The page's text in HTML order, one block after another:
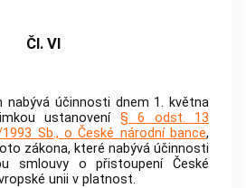
Čl. VI
nabývá účinnosti dnem 1. května
ustanovení § 6 odst. 13
Sb., o České národní bance,
zákona, které nabývá účinnosti
smlouvy o přistoupení České
unii v platnost.